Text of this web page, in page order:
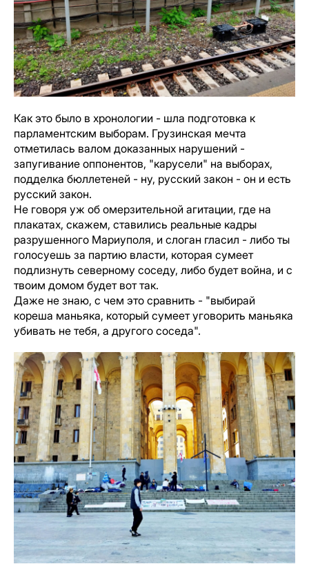
Как это было в хронологии - шла подготовка к
парламентским выборам. Грузинская мечта
отметилась валом доказанных нарушений -
запугивание оппонентов, "карусели" на выборах,
подделка бюллетеней - ну, русский закон - он и есть
русский закон.
Не говоря уж об омерзительной агитации, где на
плакатах, скажем, ставились реальные кадры
разрушенного Мариуполя, и слоган гласил - либо ты
голосуешь за партию власти, которая сумеет
подлизнуть северному соседу, либо будет война, и с
твоим домом будет вот так.
Даже не знаю, с чем это сравнить - "выбирай
кореша маньяка, который сумеет уговорить маньяка
убивать не тебя, а другого соседа".